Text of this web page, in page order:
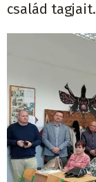
család tagjait.